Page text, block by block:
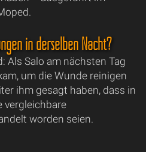
in derselben Nacht?
Als Salo am nächsten Tag
um die Wunde reinigen
ihm gesagt haben, dass in
vergleichbare
worden seien.